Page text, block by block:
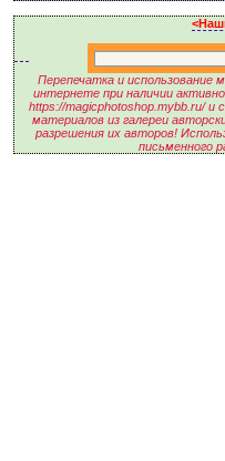
Перепечатка и
интернете при наличии
https://magicphotoshop.mybb.ru/ и
материалов из галереи
разрешения их авторов!
письменного